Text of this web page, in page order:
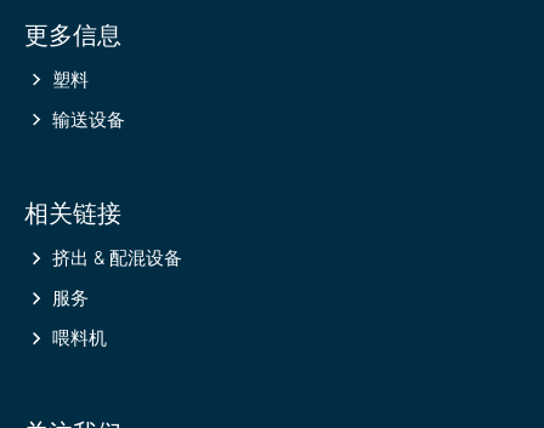
information
更多信息
塑料
输送设备
相关链接
挤出 & 配混设备
服务
喂料机